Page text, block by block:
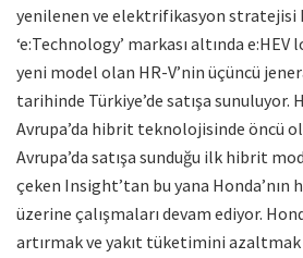
yenilenen ve elektrifikasyon stratejisi
‘e:Technology’ markası altında e:HEV
yeni model olan HR-V’nin üçüncü
tarihinde Türkiye’de satışa sunuluyor.
Avrupa’da hibrit teknolojisinde öncü
Avrupa’da satışa sunduğu ilk hibrit
çeken Insight’tan bu yana
üzerine çalışmaları devam ediyor.
artırmak ve yakıt tüketimini